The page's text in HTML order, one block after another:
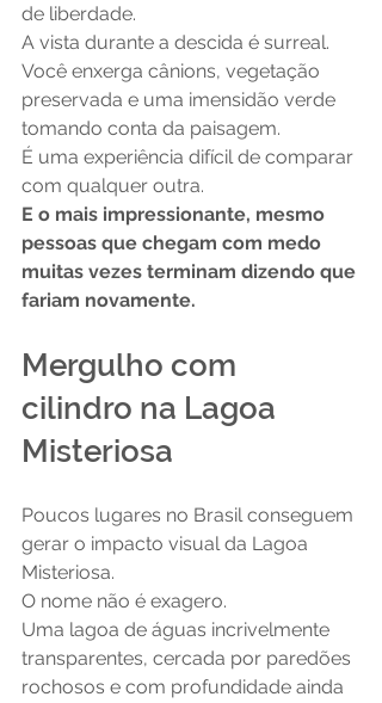
de liberdade.
A vista durante a descida é surreal.
Você enxerga cânions, vegetação
preservada e uma imensidão verde
tomando conta da paisagem.
É uma experiência difícil de comparar
com qualquer outra.
E o mais impressionante, mesmo
pessoas que chegam com medo
muitas vezes terminam dizendo que
fariam novamente.
Mergulho com
cilindro na Lagoa
Misteriosa
Poucos lugares no Brasil conseguem
gerar o impacto visual da Lagoa
Misteriosa.
O nome não é exagero.
Uma lagoa de águas incrivelmente
transparentes, cercada por paredões
rochosos e com profundidade ainda